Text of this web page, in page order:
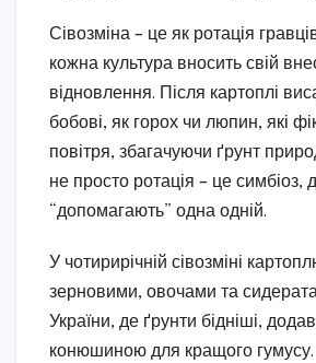
Сівозміна – це як ротація
кожна культура вносить свій
відновлення. Після картоплі
бобові, як горох чи люпин, які
повітря, збагачуючи ґрунт
не просто ротація – це симбіоз,
“допомагають” одна одній.
У чотирирічній сівозміні
зерновими, овочами та
України, де ґрунти бідніші,
конюшиною для кращого гумусу.